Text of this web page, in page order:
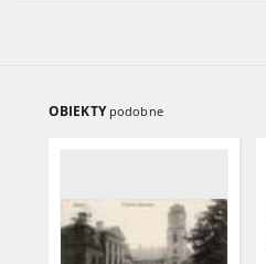
OBIEKTY podobne